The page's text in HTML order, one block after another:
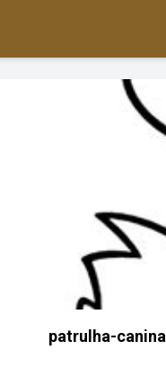
patrulha-